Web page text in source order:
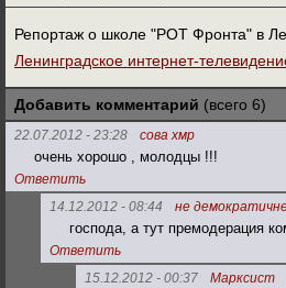
Репортаж о школе "РОТ Фронта" в
Ленинградское интернет-
Добавить комментарий (всего 6)
22.07.2012 - 23:28 сова хмр
очень хорошо , молодцы !!!
Ответить
14.12.2012 - 08:44
не
господа, а тут премодерация
Ответить
15.12.2012 - 00:37
Марксист